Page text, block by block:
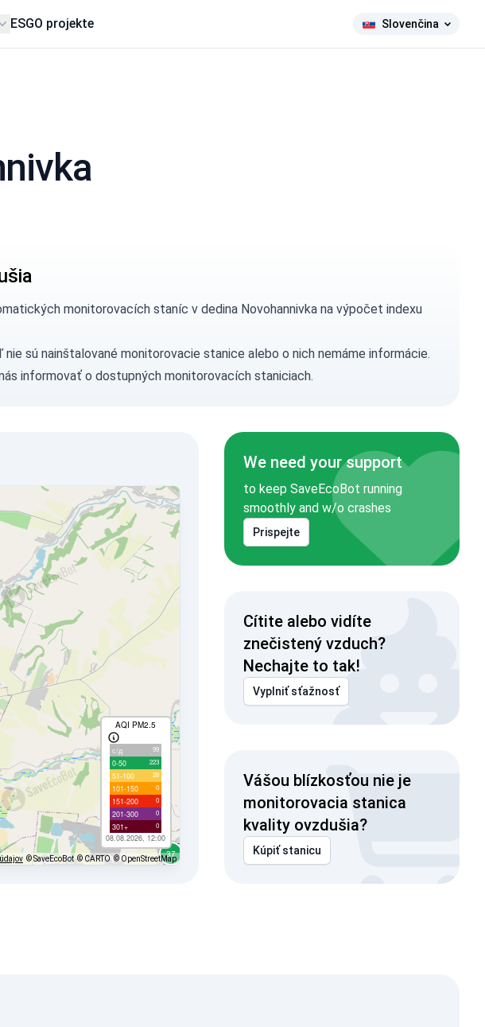
ESGO projekte Slovenčina
monitorovacích staníc v dedina Novohannivka na výpočet indexu
sú nainštalované monitorovacie stanice alebo o nich nemáme informácie.
informovaťo dostupných monitorovacích staniciach.
AQI PM2.5
с/д 99
0-50 223
51-100 28
101-150 0
151-200 0
201-300 0
301+ 0
08.08.2026, 12:00
© SaveEcoBot © CARTO © OpenStreetMap
We need your support
to keep SaveEcoBot running
smoothly and w/o crashes
Prispejte
Cítite alebo vidíte
znečistený vzduch?
Nechajte to tak!
Vyplniť sťažnosť
Vášou blízkosťou nie je
monitorovacia stanica
kvality ovzdušia?
Kúpiť stanicu